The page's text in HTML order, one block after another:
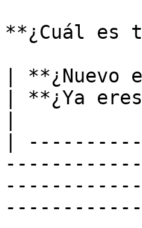
**¿Cuál es
|
| **¿Ya
|